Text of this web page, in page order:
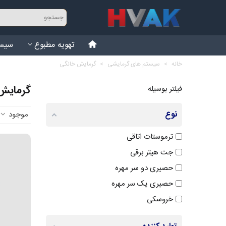
تهویه مطبوع
خانه > سیستم های گرمایشی > گرمایش خانگی
فیلتر بوسیله
نوع
ترموستات اتاقی
جت هیتر برقی
حصیری دو سر مهره
حصیری یک سر مهره
خروسکی
موجود